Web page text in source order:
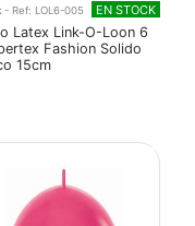
- Ref: LOL6-005 EN STOCK
Latex Link-O-Loon 6
Fashion Solido
15cm